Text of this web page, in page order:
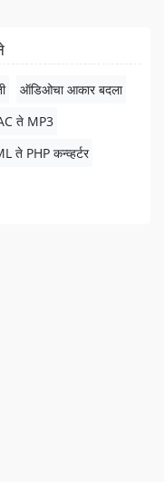
ऑडिओचा आकार बदला
ते MP3
ते PHP कन्व्हर्टर